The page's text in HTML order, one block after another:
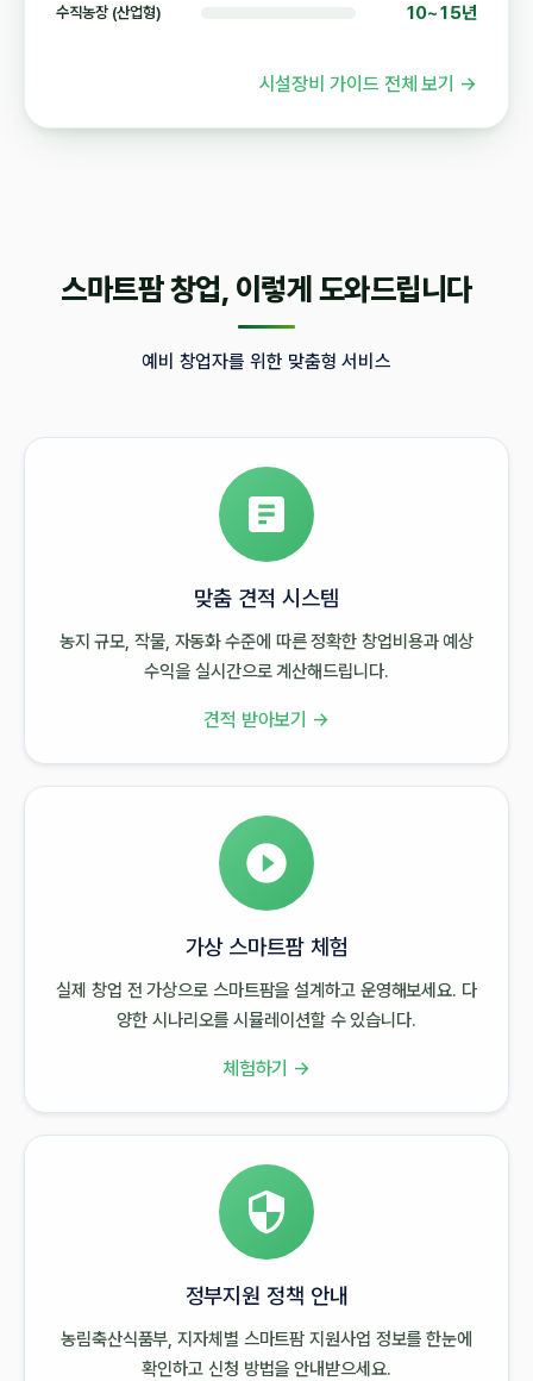
수직농장 (산업형) 10~15년
시설장비 가이드 전체 보기 →
스마트팜 창업, 이렇게 도와드립니다
예비 창업자를 위한 맞춤형 서비스
맞춤 견적 시스템
농지 규모, 작물, 자동화 수준에 따른 정확한 창업비용과 예상
수익을 실시간으로 계산해드립니다.
견적 받아보기 →
가상 스마트팜 체험
실제 창업 전 가상으로 스마트팜을 설계하고 운영해보세요. 다
양한 시나리오를 시뮬레이션할 수 있습니다.
체험하기 →
정부지원 정책 안내
농림축산식품부, 지자체별 스마트팜 지원사업 정보를 한눈에
확인하고 신청 방법을 안내받으세요.